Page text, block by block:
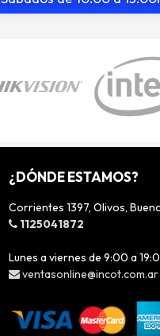
¿DÓNDE ESTAMOS?
Corrientes 1397, Olivos,
1125041872
Lunes a viernes de 9:00 a
ventasonline@incot.com.ar